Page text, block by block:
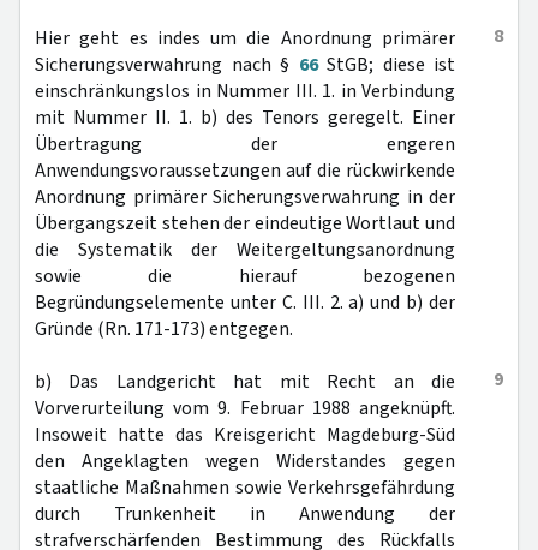
8
Hier geht es indes um die Anordnung primärer
Sicherungsverwahrung nach § 66StGB; diese ist
einschränkungslos in Nummer III. 1. in Verbindung
mit Nummer II. 1. b) des Tenors geregelt. Einer
Übertragung der engeren
Anwendungsvoraussetzungen auf die rückwirkende
Anordnung primärer Sicherungsverwahrung in der
Übergangszeit stehen der eindeutige Wortlaut und
die Systematik der Weitergeltungsanordnung
sowie die hierauf bezogenen
Begründungselemente unter C. III. 2. a) und b) der
Gründe (Rn. 171-173) entgegen.
9
b) Das Landgericht hat mit Recht an die
Vorverurteilung vom 9. Februar 1988 angeknüpft.
Insoweit hatte das Kreisgericht Magdeburg-Süd
den Angeklagten wegen Widerstandes gegen
staatliche Maßnahmen sowie Verkehrsgefährdung
durch Trunkenheit in Anwendung der
strafverschärfenden Bestimmung des Rückfalls